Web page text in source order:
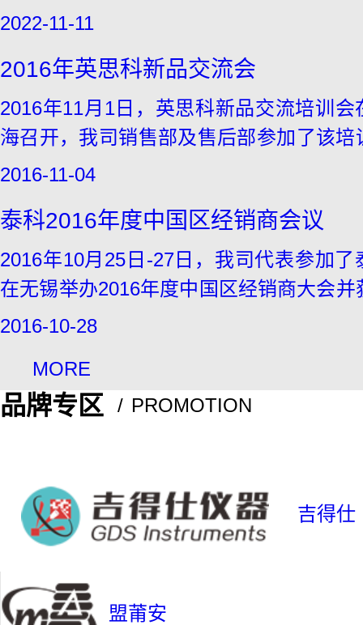
备有限公司”。原公司的所有权利和对客
我司办公、发货和开票地址保持不变。敬
知，谢谢您一如既往的支持
2022-11-11
2016年英思科新品交流会
2016年11月1日，英思科新品交流培训会
海召开，我司销售部及售后部参加了该培
会上主要介绍了英思科的无线便携式
测仪系列。
2016-11-04
泰科2016年度中国区经销商会议
2016年10月25日-27日，我司代表参加了
在无锡举办2016年度中国区经销商大会并
年度最佳忠诚合作伙伴奖，公司总经理代
的消防、安防专营公司，目前与江森自
并)
2016-10-28
MORE
品牌专区 PROMOTION
吉得仕
盟莆安